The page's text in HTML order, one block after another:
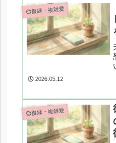
💞復縁・複雑愛
2026.05.12
💞復縁・複雑愛